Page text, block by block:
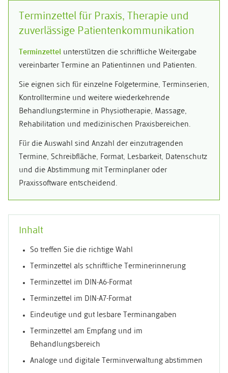
Terminzettel für Praxis, Therapie und
zuverlässige Patientenkommunikation
Terminzettel unterstützen die schriftliche Weitergabe
vereinbarter Termine an Patientinnen und Patienten.
Sie eignen sich für einzelne Folgetermine, Terminserien,
Kontrolltermine und weitere wiederkehrende
Behandlungstermine in Physiotherapie, Massage,
Rehabilitation und medizinischen Praxisbereichen.
Für die Auswahl sind Anzahl der einzutragenden
Termine, Schreibfläche, Format, Lesbarkeit, Datenschutz
und die Abstimmung mit Terminplaner oder
Praxissoftware entscheidend.
Inhalt
So treffen Sie die richtige Wahl
Terminzettel als schriftliche Terminerinnerung
Terminzettel im DIN-A6-Format
Terminzettel im DIN-A7-Format
Eindeutige und gut lesbare Terminangaben
Terminzettel am Empfang und im
Behandlungsbereich
Analoge und digitale Terminverwaltung abstimmen